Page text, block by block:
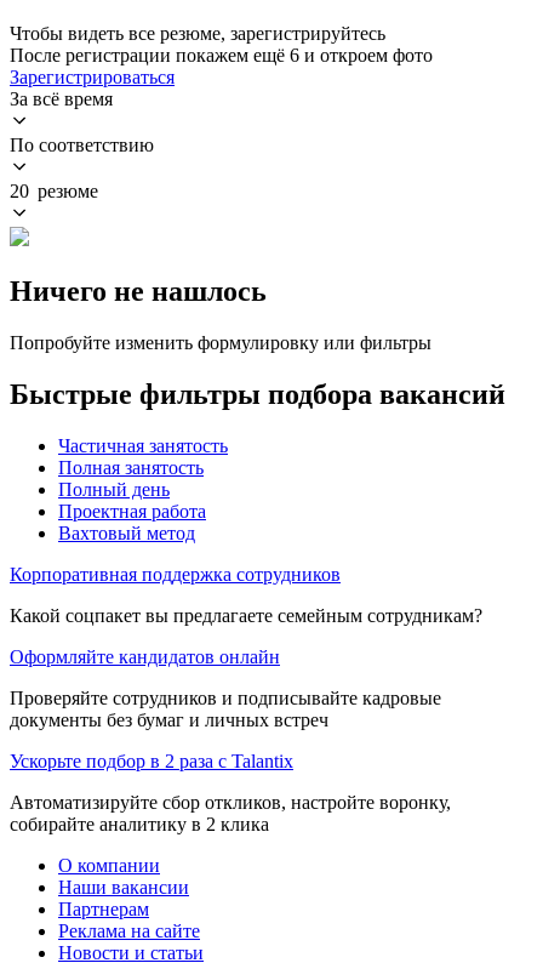
Чтобы видеть все резюме, зарегистрируйтесь
После регистрации покажем ещё 6 и откроем фото
Зарегистрироваться
За всё время
По соответствию
20 резюме
Ничего не нашлось
Попробуйте изменить формулировку или фильтры
Быстрые фильтры подбора вакансий
Частичная занятость
Полная занятость
Полный день
Проектная работа
Вахтовый метод
Корпоративная поддержка сотрудников
Какой соцпакет вы предлагаете семейным сотрудникам?
Оформляйте кандидатов онлайн
Проверяйте сотрудников и подписывайте кадровые
документы без бумаг и личных встреч
Ускорьте подбор в 2 раза с Talantix
Автоматизируйте сбор откликов, настройте воронку,
собирайте аналитику в 2 клика
О компании
Наши вакансии
Партнерам
Реклама на сайте
Новости и статьи